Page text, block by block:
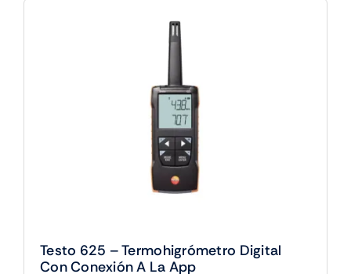
Testo 625 – Termohigrómetro Digital
Con Conexión A La App